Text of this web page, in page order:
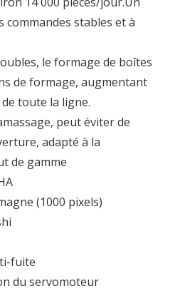
commandes stables et à
le formage de boîtes
de formage, augmentant
toute la ligne.
peut éviter de
adapté à la
de gamme
(1000 pixels)
fuite
du servomoteur